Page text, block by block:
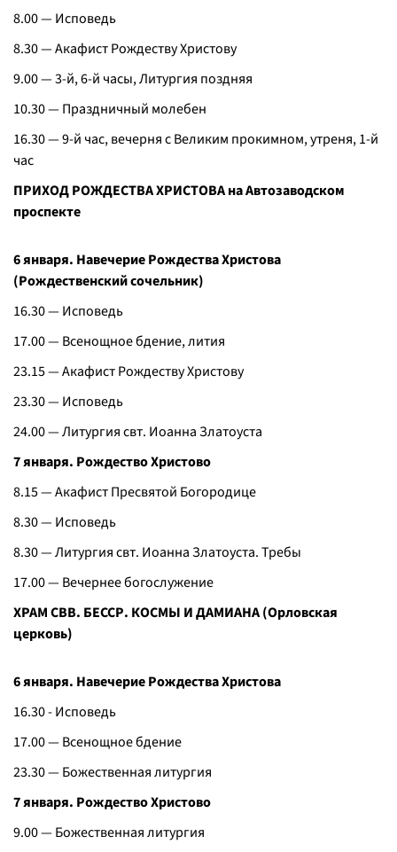
8.00 — Исповедь
8.30 — Акафист Рождеству Христову
9.00 — 3-й, 6-й часы, Литургия поздняя
10.30 — Праздничный молебен
16.30 — 9-й час, вечерня с Великим прокимном, утреня, 1-й
час
ПРИХОД РОЖДЕСТВА ХРИСТОВА на Автозаводском
проспекте
6 января. Навечерие Рождества Христова
(Рождественский сочельник)
16.30 — Исповедь
17.00 — Всенощное бдение, лития
23.15 — Акафист Рождеству Христову
23.30 — Исповедь
24.00 — Литургия свт. Иоанна Златоуста
7 января. Рождество Христово
8.15 — Акафист Пресвятой Богородице
8.30 — Исповедь
8.30 — Литургия свт. Иоанна Златоуста. Требы
17.00 — Вечернее богослужение
ХРАМ СВВ. БЕССР. КОСМЫ И ДАМИАНА (Орловская
церковь)
6 января. Навечерие Рождества Христова
16.30 - Исповедь
17.00 — Всенощное бдение
23.30 — Божественная литургия
7 января. Рождество Христово
9.00 — Божественная литургия